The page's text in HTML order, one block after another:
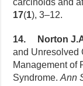
carcinoids and
17(1), 3–12.
14. Norton
and Unresolved
Management of
Syndrome.Ann